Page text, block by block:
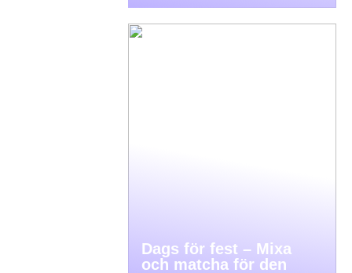
Dags för fest – Mixa
och matcha för den